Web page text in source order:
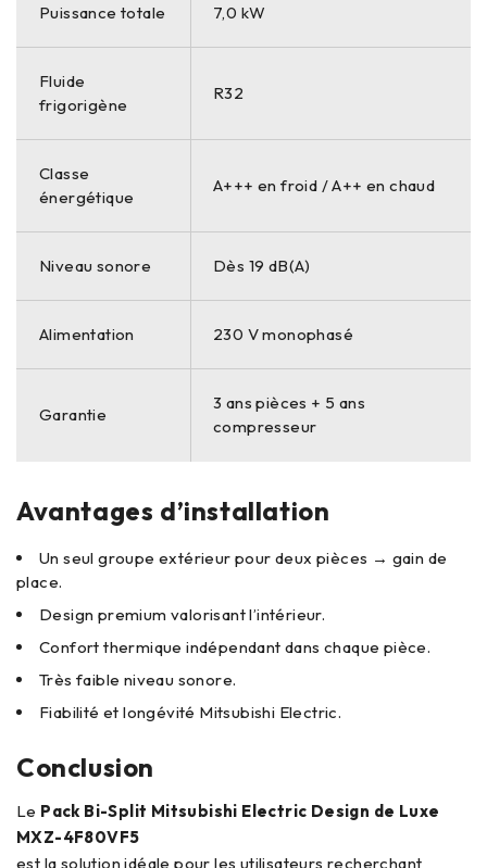
Puissance totale 7,0 kW
Fluide
frigorigène
R32
Classe
énergétique
A+++ en froid / A++ en chaud
Niveau sonore Dès 19 dB(A)
Alimentation 230 V monophasé
Garantie
3 ans pièces + 5 ans
compresseur
Avantages d’installation
Un seul groupe extérieur pour deux pièces → gain de
place.
Design premium valorisant l’intérieur.
Confort thermique indépendant dans chaque pièce.
Très faible niveau sonore.
Fiabilité et longévité Mitsubishi Electric.
Conclusion
Le Pack Bi-Split Mitsubishi Electric Design de Luxe
MXZ-4F80VF5
est la solution idéale pour les utilisateurs recherchant